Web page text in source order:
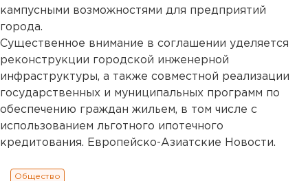
кампусными возможностями для предприятий
города.
Существенное внимание в соглашении уделяется
реконструкции городской инженерной
инфраструктуры, а также совместной реализации
государственных и муниципальных программ по
обеспечению граждан жильем, в том числе с
использованием льготного ипотечного
кредитования. Европейско-Азиатские Новости.
Общество